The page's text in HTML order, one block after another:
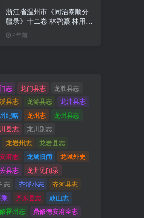
浙江省温州市《同治泰顺分
疆录》十二卷 林鹗纂 林用霖
2年前
志 龙门县志
龙胜县志
县志 龙游县志
龙津县志
纪略 龙州志
龙州县志
县志
龙川別志
龙岩州志
龙岩县志
府志 龙城旧闻
龙城外史
县志
龙井见闻录
志
齐溪小志
齐河县志
齐东县志
鼓山志
霍州志
鼎修德安府全志
浙江省温州市《同治泰顺分
疆录》十二卷 林鹗纂 林用霖
2年前